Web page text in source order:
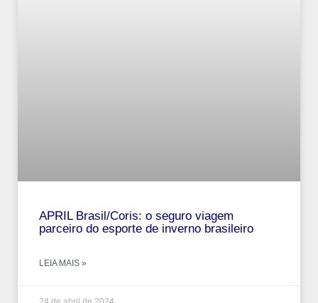
APRIL Brasil/Coris: o seguro viagem
parceiro do esporte de inverno brasileiro
LEIA MAIS »